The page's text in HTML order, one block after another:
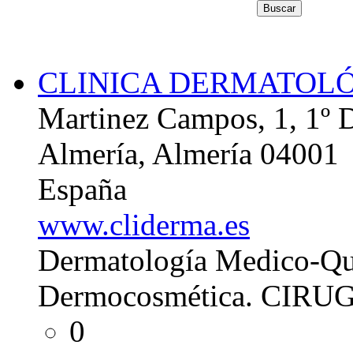
CLINICA
Martinez Campos, 1, 1º
Almería, Almería 04001
España
www.cliderma.es
Dermatología Medico-
Dermocosmética.
0